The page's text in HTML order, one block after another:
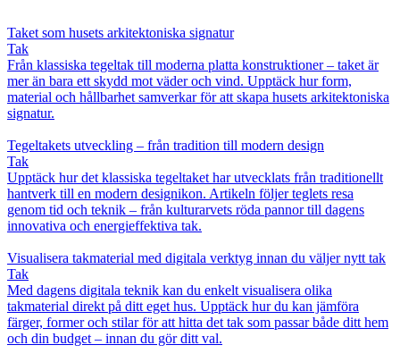
Taket som husets arkitektoniska signatur
Tak
Från klassiska tegeltak till moderna platta konstruktioner – taket är
mer än bara ett skydd mot väder och vind. Upptäck hur form,
material och hållbarhet samverkar för att skapa husets arkitektoniska
signatur.
Tegeltakets utveckling – från tradition till modern design
Tak
Upptäck hur det klassiska tegeltaket har utvecklats från traditionellt
hantverk till en modern designikon. Artikeln följer teglets resa
genom tid och teknik – från kulturarvets röda pannor till dagens
innovativa och energieffektiva tak.
Visualisera takmaterial med digitala verktyg innan du väljer nytt tak
Tak
Med dagens digitala teknik kan du enkelt visualisera olika
takmaterial direkt på ditt eget hus. Upptäck hur du kan jämföra
färger, former och stilar för att hitta det tak som passar både ditt hem
och din budget – innan du gör ditt val.